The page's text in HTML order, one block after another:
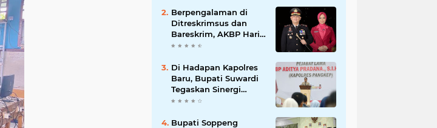
Berpengalaman di
Ditreskrimsus dan
Bareskrim, AKBP Hari
Budiyanto Nahkodai
Di Hadapan Kapolres
Baru, Bupati Suwardi
Tegaskan Sinergi
Kunci Pembangunan
Bupati Soppeng